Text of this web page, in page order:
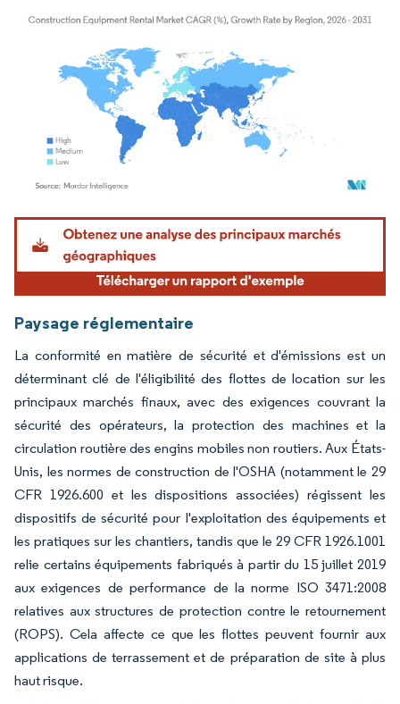
Image © Mordor Intelligence. La réutilisation nécessite une attribution sous CC BY
Paysage réglementaire
La conformité en matière de sécurité et d'émissions est un
déterminant clé de l'éligibilité des flottes de location sur les
principaux marchés finaux, avec des exigences couvrant la
sécurité des opérateurs, la protection des machines et la
circulation routière des engins mobiles non routiers. Aux États-
Unis, les normes de construction de l'OSHA (notamment le 29
CFR 1926.600 et les dispositions associées) régissent les
dispositifs de sécurité pour l'exploitation des équipements et
les pratiques sur les chantiers, tandis que le 29 CFR 1926.1001
relie certains équipements fabriqués à partir du 15 juillet 2019
aux exigences de performance de la norme ISO 3471:2008
relatives aux structures de protection contre le retournement
(ROPS). Cela affecte ce que les flottes peuvent fournir aux
applications de terrassement et de préparation de site à plus
haut risque.